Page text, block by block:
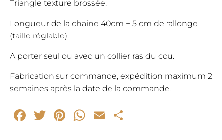
Triangle texture brossée.
Longueur de la chaine 40cm + 5 cm de rallonge
(taille réglable).
A porter seul ou avec un collier ras du cou.
Fabrication sur commande, expédition maximum 2
semaines après la date de la commande.
Facebook
Twitter
Pinterest
WhatsApp
Email